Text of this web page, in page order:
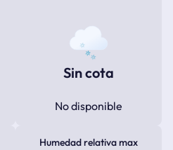
Sin cota
No disponible
Humedad relativa max